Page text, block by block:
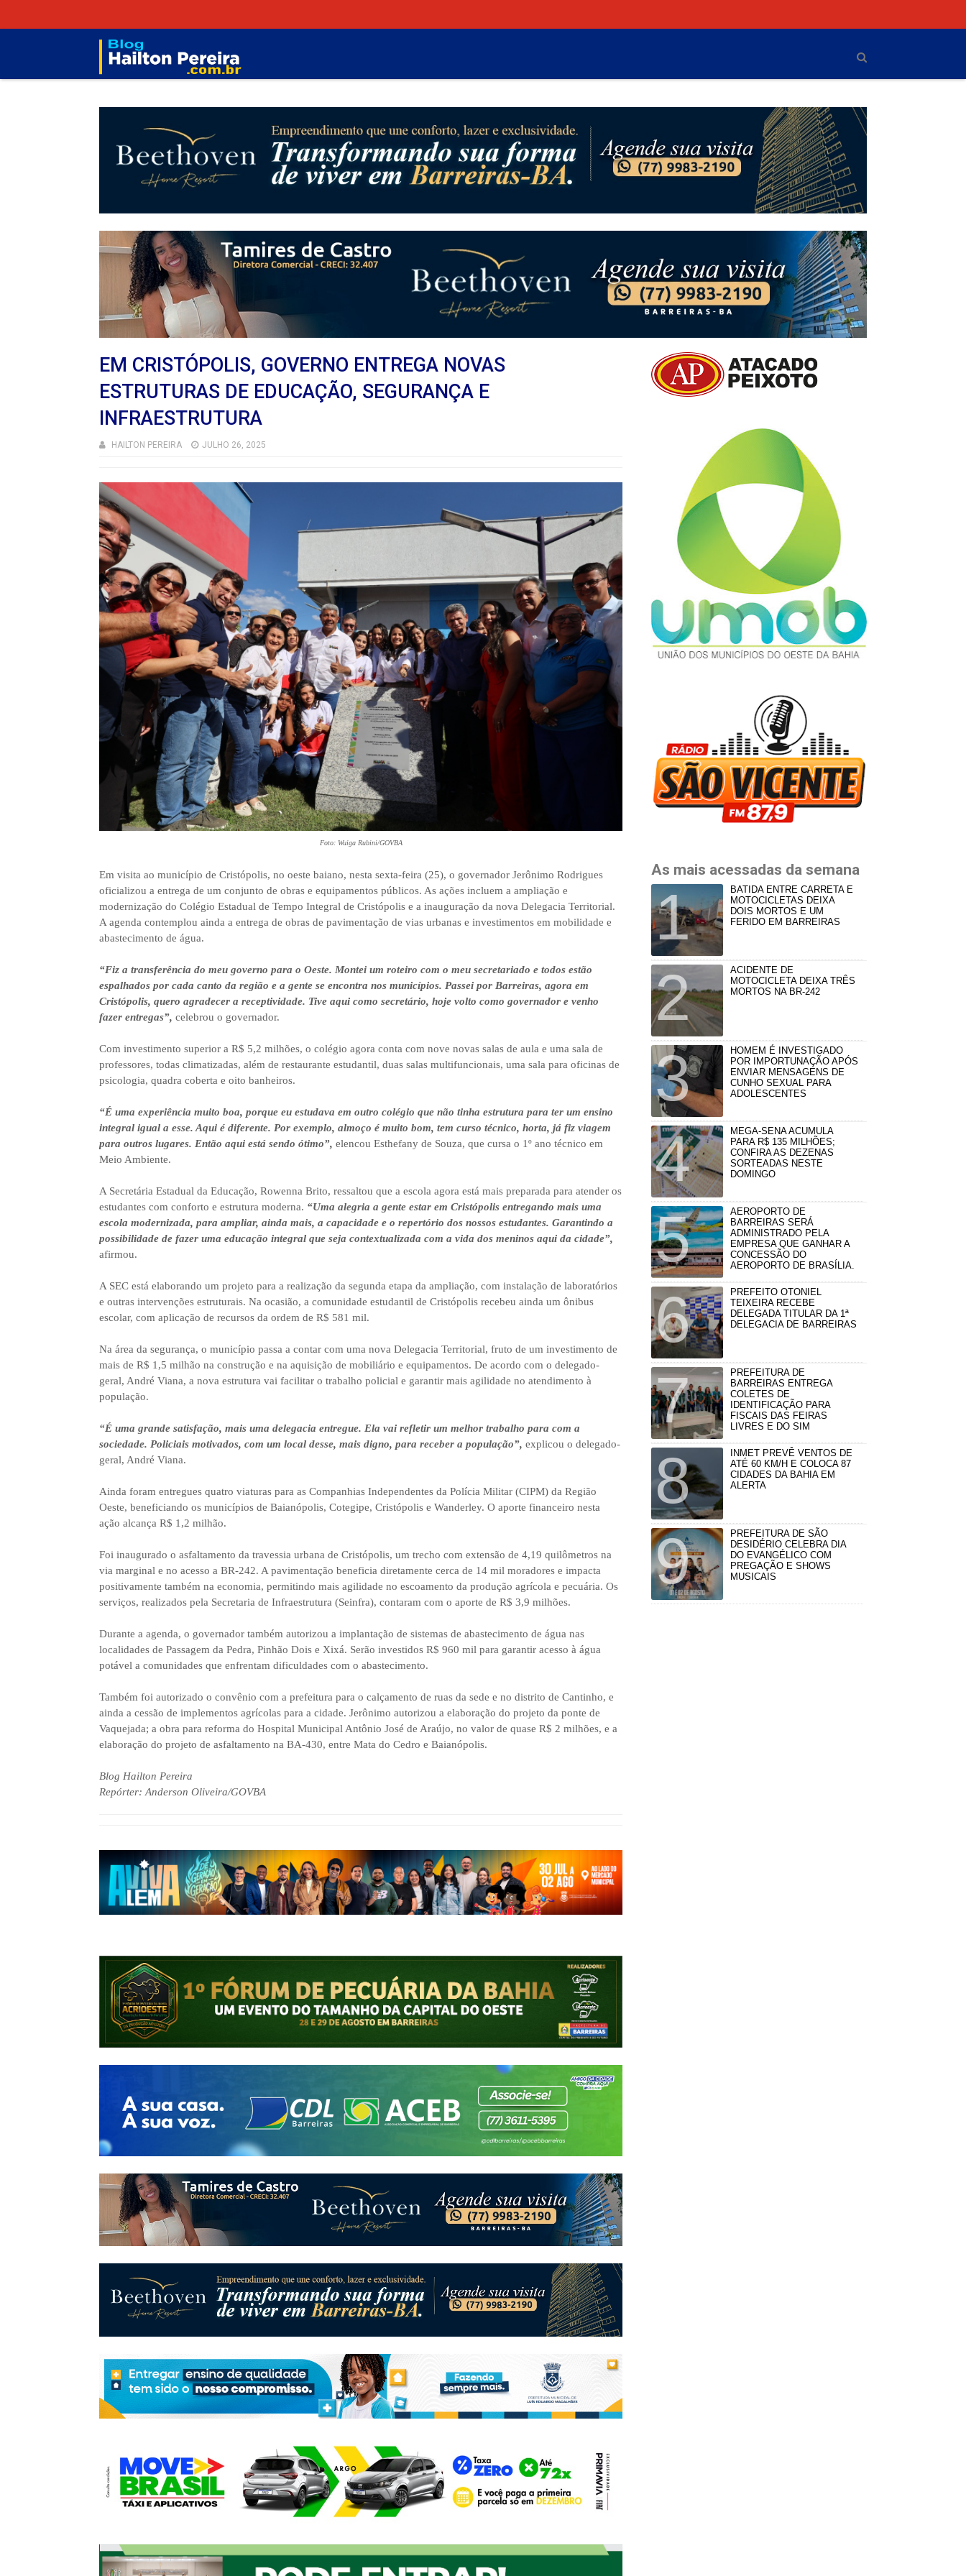
EM CRISTÓPOLIS, GOVERNO ENTREGA NOVAS
ESTRUTURAS DE EDUCAÇÃO, SEGURANÇA E
INFRAESTRUTURA
HAILTON PEREIRA JULHO 26, 2025
Foto: Wuiga Rubini/GOVBA
Em visita ao município de Cristópolis, no oeste baiano, nesta sexta-feira (25), o governador Jerônimo Rodrigues
oficializou a entrega de um conjunto de obras e equipamentos públicos. As ações incluem a ampliação e
modernização do Colégio Estadual de Tempo Integral de Cristópolis e a inauguração da nova Delegacia Territorial.
A agenda contemplou ainda a entrega de obras de pavimentação de vias urbanas e investimentos em mobilidade e
abastecimento de água.
“Fiz a transferência do meu governo para o Oeste. Montei um roteiro com o meu secretariado e todos estão
espalhados por cada canto da região e a gente se encontra nos municípios. Passei por Barreiras, agora em
Cristópolis, quero agradecer a receptividade. Tive aqui como secretário, hoje volto como governador e venho
fazer entregas”, celebrou o governador.
Com investimento superior a R$ 5,2 milhões, o colégio agora conta com nove novas salas de aula e uma sala de
professores, todas climatizadas, além de restaurante estudantil, duas salas multifuncionais, uma sala para oficinas de
psicologia, quadra coberta e oito banheiros.
“É uma experiência muito boa, porque eu estudava em outro colégio que não tinha estrutura para ter um ensino
integral igual a esse. Aqui é diferente. Por exemplo, almoço é muito bom, tem curso técnico, horta, já fiz viagem
para outros lugares. Então aqui está sendo ótimo”, elencou Esthefany de Souza, que cursa o 1º ano técnico em
Meio Ambiente.
A Secretária Estadual da Educação, Rowenna Brito, ressaltou que a escola agora está mais preparada para atender os
estudantes com conforto e estrutura moderna. “Uma alegria a gente estar em Cristópolis entregando mais uma
escola modernizada, para ampliar, ainda mais, a capacidade e o repertório dos nossos estudantes. Garantindo a
possibilidade de fazer uma educação integral que seja contextualizada com a vida dos meninos aqui da cidade”,
afirmou.
A SEC está elaborando um projeto para a realização da segunda etapa da ampliação, com instalação de laboratórios
e outras intervenções estruturais. Na ocasião, a comunidade estudantil de Cristópolis recebeu ainda um ônibus
escolar, com aplicação de recursos da ordem de R$ 581 mil.
Na área da segurança, o município passa a contar com uma nova Delegacia Territorial, fruto de um investimento de
mais de R$ 1,5 milhão na construção e na aquisição de mobiliário e equipamentos. De acordo com o delegado-
geral, André Viana, a nova estrutura vai facilitar o trabalho policial e garantir mais agilidade no atendimento à
população.
“É uma grande satisfação, mais uma delegacia entregue. Ela vai refletir um melhor trabalho para com a
sociedade. Policiais motivados, com um local desse, mais digno, para receber a população”, explicou o delegado-
geral, André Viana.
Ainda foram entregues quatro viaturas para as Companhias Independentes da Polícia Militar (CIPM) da Região
Oeste, beneficiando os municípios de Baianópolis, Cotegipe, Cristópolis e Wanderley. O aporte financeiro nesta
ação alcança R$ 1,2 milhão.
Foi inaugurado o asfaltamento da travessia urbana de Cristópolis, um trecho com extensão de 4,19 quilômetros na
via marginal e no acesso a BR-242. A pavimentação beneficia diretamente cerca de 14 mil moradores e impacta
positivamente também na economia, permitindo mais agilidade no escoamento da produção agrícola e pecuária. Os
serviços, realizados pela Secretaria de Infraestrutura (Seinfra), contaram com o aporte de R$ 3,9 milhões.
Durante a agenda, o governador também autorizou a implantação de sistemas de abastecimento de água nas
localidades de Passagem da Pedra, Pinhão Dois e Xixá. Serão investidos R$ 960 mil para garantir acesso à água
potável a comunidades que enfrentam dificuldades com o abastecimento.
Também foi autorizado o convênio com a prefeitura para o calçamento de ruas da sede e no distrito de Cantinho, e
ainda a cessão de implementos agrícolas para a cidade. Jerônimo autorizou a elaboração do projeto da ponte de
Vaquejada; a obra para reforma do Hospital Municipal Antônio José de Araújo, no valor de quase R$ 2 milhões, e a
elaboração do projeto de asfaltamento na BA-430, entre Mata do Cedro e Baianópolis.
Blog Hailton Pereira
Repórter: Anderson Oliveira/GOVBA
As mais acessadas da semana
BATIDA ENTRE CARRETA E
MOTOCICLETAS DEIXA
DOIS MORTOS E UM
FERIDO EM BARREIRAS
ACIDENTE DE
MOTOCICLETA DEIXA TRÊS
MORTOS NA BR-242
HOMEM É INVESTIGADO
POR IMPORTUNAÇÃO APÓS
ENVIAR MENSAGENS DE
CUNHO SEXUAL PARA
ADOLESCENTES
MEGA-SENA ACUMULA
PARA R$ 135 MILHÕES;
CONFIRA AS DEZENAS
SORTEADAS NESTE
DOMINGO
AEROPORTO DE
BARREIRAS SERÁ
ADMINISTRADO PELA
EMPRESA QUE GANHAR A
CONCESSÃO DO
AEROPORTO DE BRASÍLIA.
PREFEITO OTONIEL
TEIXEIRA RECEBE
DELEGADA TITULAR DA 1ª
DELEGACIA DE BARREIRAS
PREFEITURA DE
BARREIRAS ENTREGA
COLETES DE
IDENTIFICAÇÃO PARA
FISCAIS DAS FEIRAS
LIVRES E DO SIM
INMET PREVÊ VENTOS DE
ATÉ 60 KM/H E COLOCA 87
CIDADES DA BAHIA EM
ALERTA
PREFEITURA DE SÃO
DESIDÉRIO CELEBRA DIA
DO EVANGÉLICO COM
PREGAÇÃO E SHOWS
MUSICAIS